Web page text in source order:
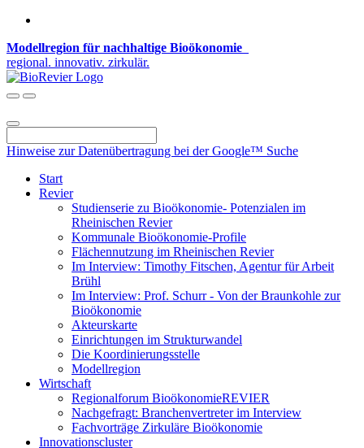
Modellregion für nachhaltige Bioökonomie
regional. innovativ. zirkulär.
Hinweise zur Datenübertragung bei der Google™ Suche
Start
Revier
Studienserie zu Bioökonomie- Potenzialen im
Rheinischen Revier
Kommunale Bioökonomie-Profile
Flächennutzung im Rheinischen Revier
Im Interview: Timothy Fitschen, Agentur für Arbeit
Brühl
Im Interview: Prof. Schurr - Von der Braunkohle zur
Bioökonomie
Akteurskarte
Einrichtungen im Strukturwandel
Die Koordinierungsstelle
Modellregion
Wirtschaft
Regionalforum BioökonomieREVIER
Nachgefragt: Branchenvertreter im Interview
Fachvorträge Zirkuläre Bioökonomie
Innovationscluster